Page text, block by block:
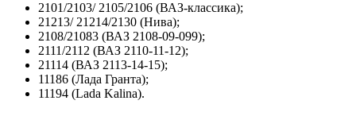
2101/2103/ 2105/2106 (ВАЗ-классика);
21213/ 21214/2130 (Нива);
2108/21083 (ВАЗ 2108-09-099);
2111/2112 (ВАЗ 2110-11-12);
21114 (ВАЗ 2113-14-15);
11186 (Лада Гранта);
11194 (Lada Kalina).